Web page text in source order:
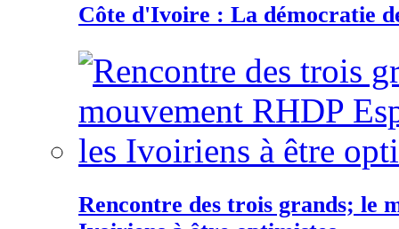
Côte d'Ivoire : La démocratie
Rencontre des trois grands; le